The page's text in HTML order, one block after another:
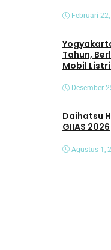
Februari
Tahun,
Mobil
Desember
Daihatsu Hadirkan
GIIAS 2026
Agustus 1,